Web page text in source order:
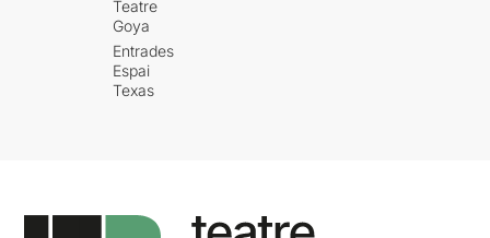
Teatre
Goya
Entrades
Espai
Texas